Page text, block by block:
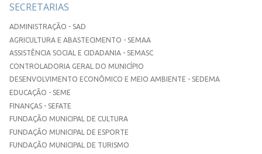
SECRETARIAS
ADMINISTRAÇÃO - SAD
AGRICULTURA E ABASTECIMENTO - SEMAA
ASSISTÊNCIA SOCIAL E CIDADANIA - SEMASC
CONTROLADORIA GERAL DO MUNICÍPIO
DESENVOLVIMENTO ECONÔMICO E MEIO AMBIENTE - SEDEMA
EDUCAÇÃO - SEME
FINANÇAS - SEFATE
FUNDAÇÃO MUNICIPAL DE CULTURA
FUNDAÇÃO MUNICIPAL DE ESPORTE
FUNDAÇÃO MUNICIPAL DE TURISMO